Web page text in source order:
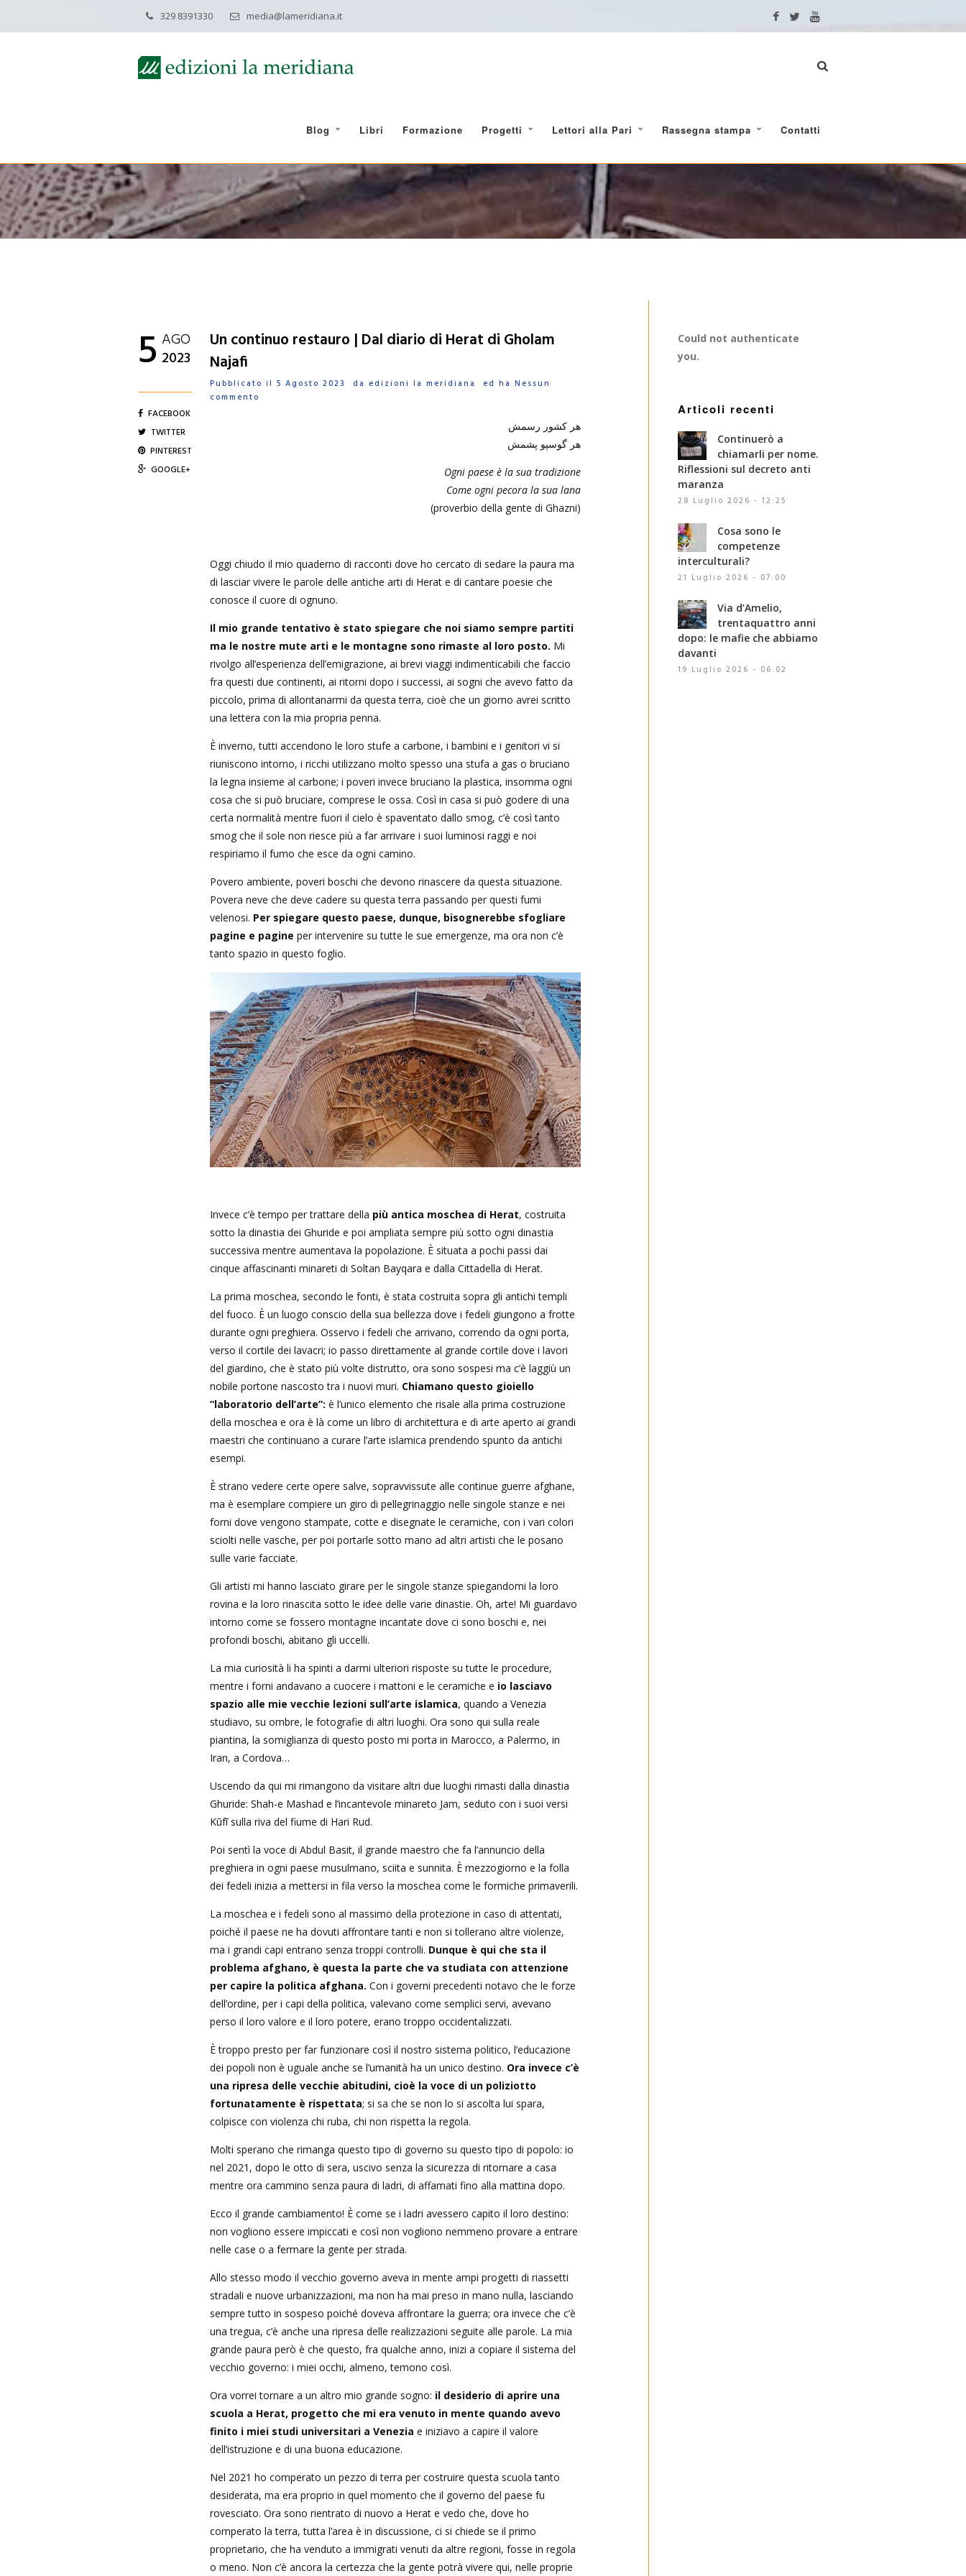
329 8391330 media@lameridiana.it
Blog Libri Formazione Progetti Lettori alla Pari Rassegna stampa Contatti
5 AGO
2023
FACEBOOK
TWITTER
PINTEREST
GOOGLE+
Un continuo restauro | Dal diario di Herat di Gholam
Najafi
Pubblicato il 5 Agosto 2023 da edizioni la meridiana ed ha Nessun
commento
هر کشور رسمش
هر گوسپو پشمش
Ogni paese è la sua tradizione
Come ogni pecora la sua lana
(proverbio della gente di Ghazni)
Oggi chiudo il mio quaderno di racconti dove ho cercato di sedare la paura ma
di lasciar vivere le parole delle antiche arti di Herat e di cantare poesie che
conosce il cuore di ognuno.
Il mio grande tentativo è stato spiegare che noi siamo sempre partiti
ma le nostre mute arti e le montagne sono rimaste al loro posto. Mi
rivolgo all’esperienza dell’emigrazione, ai brevi viaggi indimenticabili che faccio
fra questi due continenti, ai ritorni dopo i successi, ai sogni che avevo fatto da
piccolo, prima di allontanarmi da questa terra, cioè che un giorno avrei scritto
una lettera con la mia propria penna.
È inverno, tutti accendono le loro stufe a carbone, i bambini e i genitori vi si
riuniscono intorno, i ricchi utilizzano molto spesso una stufa a gas o bruciano
la legna insieme al carbone; i poveri invece bruciano la plastica, insomma ogni
cosa che si può bruciare, comprese le ossa. Così in casa si può godere di una
certa normalità mentre fuori il cielo è spaventato dallo smog, c’è così tanto
smog che il sole non riesce più a far arrivare i suoi luminosi raggi e noi
respiriamo il fumo che esce da ogni camino.
Povero ambiente, poveri boschi che devono rinascere da questa situazione.
Povera neve che deve cadere su questa terra passando per questi fumi
velenosi. Per spiegare questo paese, dunque, bisognerebbe sfogliare
pagine e pagine per intervenire su tutte le sue emergenze, ma ora non c’è
tanto spazio in questo foglio.
Invece c’è tempo per trattare della più antica moschea di Herat, costruita
sotto la dinastia dei Ghuride e poi ampliata sempre più sotto ogni dinastia
successiva mentre aumentava la popolazione. È situata a pochi passi dai
cinque affascinanti minareti di Soltan Bayqara e dalla Cittadella di Herat.
La prima moschea, secondo le fonti, è stata costruita sopra gli antichi templi
del fuoco. È un luogo conscio della sua bellezza dove i fedeli giungono a frotte
durante ogni preghiera. Osservo i fedeli che arrivano, correndo da ogni porta,
verso il cortile dei lavacri; io passo direttamente al grande cortile dove i lavori
del giardino, che è stato più volte distrutto, ora sono sospesi ma c’è laggiù un
nobile portone nascosto tra i nuovi muri. Chiamano questo gioiello
“laboratorio dell’arte”: è l’unico elemento che risale alla prima costruzione
della moschea e ora è là come un libro di architettura e di arte aperto ai grandi
maestri che continuano a curare l’arte islamica prendendo spunto da antichi
esempi.
È strano vedere certe opere salve, sopravvissute alle continue guerre afghane,
ma è esemplare compiere un giro di pellegrinaggio nelle singole stanze e nei
forni dove vengono stampate, cotte e disegnate le ceramiche, con i vari colori
sciolti nelle vasche, per poi portarle sotto mano ad altri artisti che le posano
sulle varie facciate.
Gli artisti mi hanno lasciato girare per le singole stanze spiegandomi la loro
rovina e la loro rinascita sotto le idee delle varie dinastie. Oh, arte! Mi guardavo
intorno come se fossero montagne incantate dove ci sono boschi e, nei
profondi boschi, abitano gli uccelli.
La mia curiosità li ha spinti a darmi ulteriori risposte su tutte le procedure,
mentre i forni andavano a cuocere i mattoni e le ceramiche e io lasciavo
spazio alle mie vecchie lezioni sull’arte islamica, quando a Venezia
studiavo, su ombre, le fotografie di altri luoghi. Ora sono qui sulla reale
piantina, la somiglianza di questo posto mi porta in Marocco, a Palermo, in
Iran, a Cordova…
Uscendo da qui mi rimangono da visitare altri due luoghi rimasti dalla dinastia
Ghuride: Shah-e Mashad e l’incantevole minareto Jam, seduto con i suoi versi
Kūfī sulla riva del fiume di Hari Rud.
Poi sentì la voce di Abdul Basit, il grande maestro che fa l’annuncio della
preghiera in ogni paese musulmano, sciita e sunnita. È mezzogiorno e la folla
dei fedeli inizia a mettersi in fila verso la moschea come le formiche primaverili.
La moschea e i fedeli sono al massimo della protezione in caso di attentati,
poiché il paese ne ha dovuti affrontare tanti e non si tollerano altre violenze,
ma i grandi capi entrano senza troppi controlli. Dunque è qui che sta il
problema afghano, è questa la parte che va studiata con attenzione
per capire la politica afghana. Con i governi precedenti notavo che le forze
dell’ordine, per i capi della politica, valevano come semplici servi, avevano
perso il loro valore e il loro potere, erano troppo occidentalizzati.
È troppo presto per far funzionare così il nostro sistema politico, l’educazione
dei popoli non è uguale anche se l’umanità ha un unico destino. Ora invece c’è
una ripresa delle vecchie abitudini, cioè la voce di un poliziotto
fortunatamente è rispettata; si sa che se non lo si ascolta lui spara,
colpisce con violenza chi ruba, chi non rispetta la regola.
Molti sperano che rimanga questo tipo di governo su questo tipo di popolo: io
nel 2021, dopo le otto di sera, uscivo senza la sicurezza di ritornare a casa
mentre ora cammino senza paura di ladri, di affamati fino alla mattina dopo.
Ecco il grande cambiamento! È come se i ladri avessero capito il loro destino:
non vogliono essere impiccati e così non vogliono nemmeno provare a entrare
nelle case o a fermare la gente per strada.
Allo stesso modo il vecchio governo aveva in mente ampi progetti di riassetti
stradali e nuove urbanizzazioni, ma non ha mai preso in mano nulla, lasciando
sempre tutto in sospeso poiché doveva affrontare la guerra; ora invece che c’è
una tregua, c’è anche una ripresa delle realizzazioni seguite alle parole. La mia
grande paura però è che questo, fra qualche anno, inizi a copiare il sistema del
vecchio governo: i miei occhi, almeno, temono così.
Ora vorrei tornare a un altro mio grande sogno: il desiderio di aprire una
scuola a Herat, progetto che mi era venuto in mente quando avevo
finito i miei studi universitari a Venezia e iniziavo a capire il valore
dell’istruzione e di una buona educazione.
Nel 2021 ho comperato un pezzo di terra per costruire questa scuola tanto
desiderata, ma era proprio in quel momento che il governo del paese fu
rovesciato. Ora sono rientrato di nuovo a Herat e vedo che, dove ho
comperato la terra, tutta l’area è in discussione, ci si chiede se il primo
proprietario, che ha venduto a immigrati venuti da altre regioni, fosse in regola
o meno. Non c’è ancora la certezza che la gente potrà vivere qui, nelle proprie
Could not authenticate
you.
Articoli recenti
Continuerò a
chiamarli per nome.
Riflessioni sul decreto anti
maranza
28 Luglio 2026 - 12:25
Cosa sono le
competenze
interculturali?
21 Luglio 2026 - 07:00
Via d’Amelio,
trentaquattro anni
dopo: le mafie che abbiamo
davanti
19 Luglio 2026 - 06:02